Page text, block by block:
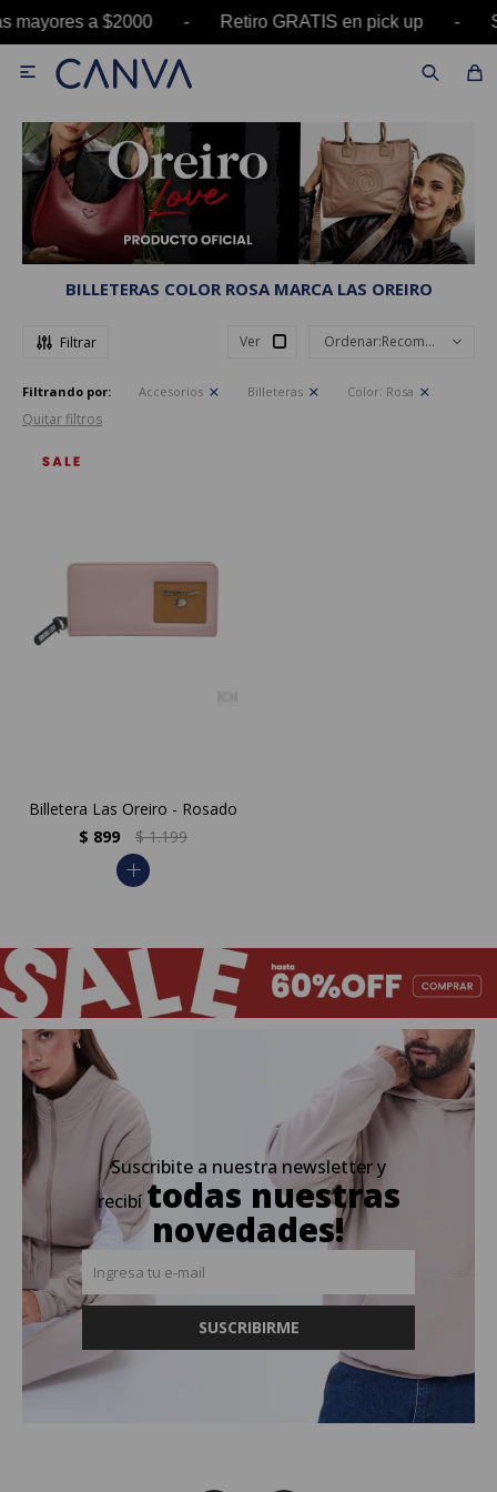
mayores a $2000 - Retiro GRATIS en pick

BILLETERAS COLOR ROSA MARCA LAS OREIRO
Ver Recomendados
Filtrando por: Accesorios Billeteras Color: Rosa
Quitar filtros
Billetera Las Oreiro - Rosado
$ 899 $ 1.199
add
Suscribite a nuestra newsletter y
recibí todas nuestras
novedades!
SUSCRIBIRME